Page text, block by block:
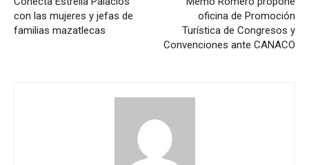
con las mujeres y jefas de
familias mazatlecas
oficina de Promoción
Turística de Congresos y
Convenciones ante CANACO